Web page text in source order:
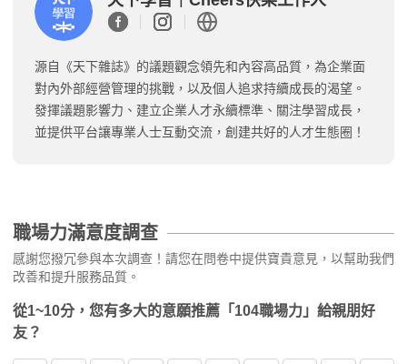
源自《天下雜誌》的議題觀念領先和內容高品質，為企業面
對內外部經營管理的挑戰，以及個人追求持續成長的渴望。
發揮議題影響力、建立企業人才永續標準、關注學習成長，
並提供平台讓專業人士互動交流，創建共好的人才生態圈！
職場力滿意度調查
感謝您撥冗參與本次調查！請您在問卷中提供寶貴意見，以幫助我們
改善和提升服務品質。
從1~10分，您有多大的意願推薦「104職場力」給親朋好
友？